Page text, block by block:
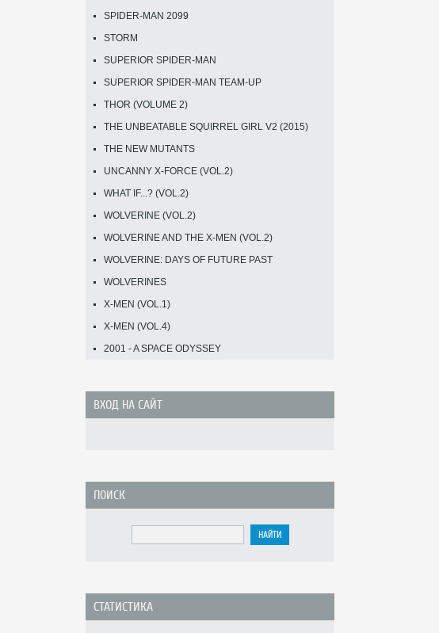
SPIDER-MAN 2099
STORM
SUPERIOR SPIDER-MAN
SUPERIOR SPIDER-MAN TEAM-UP
THOR (VOLUME 2)
THE UNBEATABLE SQUIRREL GIRL V2 (2015)
THE NEW MUTANTS
UNCANNY X-FORCE (VOL.2)
WHAT IF...? (VOL.2)
WOLVERINE (VOL.2)
WOLVERINE AND THE X-MEN (VOL.2)
WOLVERINE: DAYS OF FUTURE PAST
WOLVERINES
X-MEN (VOL.1)
X-MEN (VOL.4)
2001 - A SPACE ODYSSEY
ВХОД НА САЙТ
ПОИСК
СТАТИСТИКА